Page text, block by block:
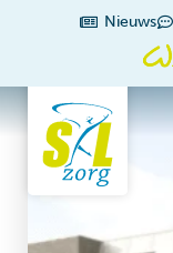
Nieuws